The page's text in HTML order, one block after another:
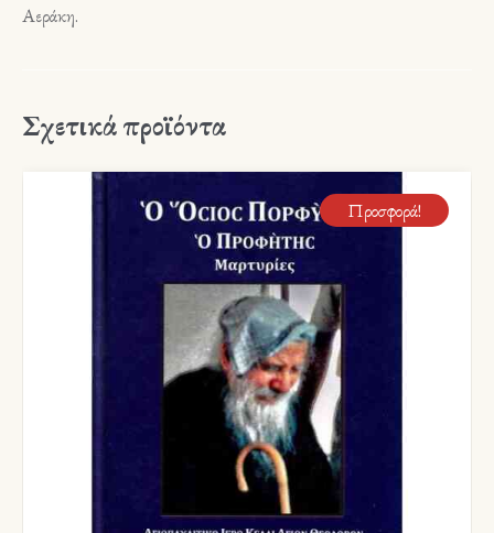
Αεράκη.
Σχετικά προϊόντα
Προσφορά!